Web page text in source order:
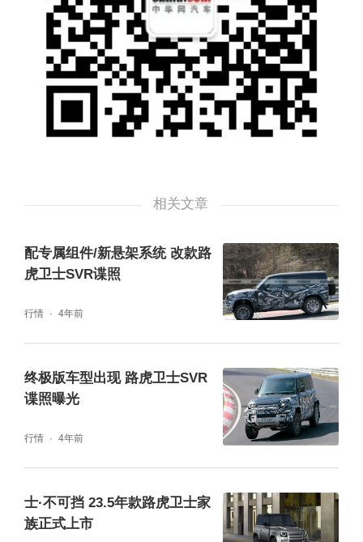
外观内饰变化，精致、智能、舒适
中期改款车型的设计不会有太大变化，新款发
现的整体造型还是第五代发现的特征，经典的
蛤壳式发动机盖、阶梯式车顶和倾斜角度很大
灯，具有动态转向灯效果；黑色进气格栅面积
加大，也更立体；车尾贯穿式的亮黑色饰条与
LED尾灯连成一体，“DISCOVERY”字母徽标
相关文章
配专属组件/新悬架系统 改款路
虎卫士SVR谍照
行情 4年前
终极版车型出现 路虎卫士SVR
谍照曝光
行情 4年前
士·不可挡 23.5年款路虎卫士家
族正式上市